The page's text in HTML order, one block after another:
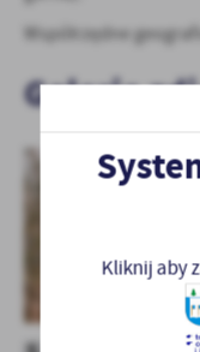
społecznościowych.
Współrzędne
Galeria
Kliknij aby